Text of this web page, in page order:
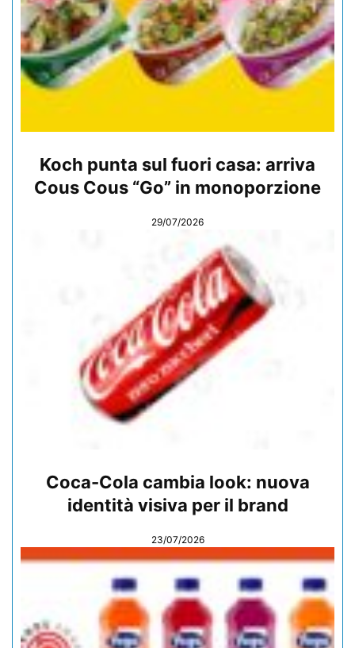
Koch punta sul fuori casa: arriva
Cous Cous “Go” in monoporzione
29/07/2026
Coca-Cola cambia look: nuova
identità visiva per il brand
23/07/2026